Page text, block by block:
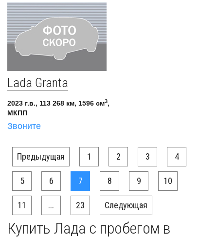
Lada Granta
2023 г.в., 113 268 км, 1596 см3,
МКПП
Звоните
Предыдущая 1 2 3 4
5 6 7 8 9 10
11 ... 23 Следующая
Купить Лада с пробегом в